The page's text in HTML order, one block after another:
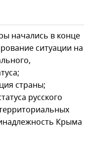
начались в конце
ситуации на
страны;
русского
Крыма